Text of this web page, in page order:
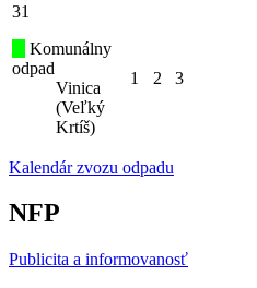
31
Komunálny
odpad
Vinica
(Veľký
Krtíš)
1 2 3
Kalendár zvozu odpadu
NFP
Publicita a informovanosť